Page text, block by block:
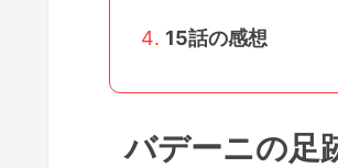
15話の感想
バデーニの足